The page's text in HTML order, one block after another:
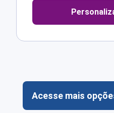
Acesse mais